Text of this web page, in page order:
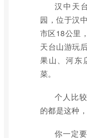
汉中天
园，位于汉
市区18公里
天台山游玩
果山、河东
菜。
个人比
的都是这种
你一定